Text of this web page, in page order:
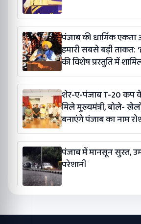
पंजाब की धार्मिक एकता
हमारी सबसे बड़ी ताकत:
की विशेष प्रस्तुति में
शेर-ए-पंजाब T-20 कप
मिले मुख्यमंत्री, बोले-
बनाएंगे पंजाब का नाम
पंजाब में मानसून सुस्त,
परेशानी